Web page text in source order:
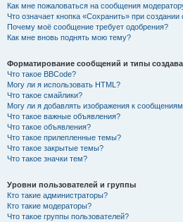
Как мне пожаловаться на сообщения
Что означает кнопка «Сохранить» при
Почему моё сообщение требует одобрения?
Как мне вновь поднять мою тему?
Форматирование сообщений и типы
Что такое BBCode?
Могу ли я использовать HTML?
Что такое смайлики?
Могу ли я добавлять изображения к
Что такое важные объявления?
Что такое объявления?
Что такое прилепленные темы?
Что такое закрытые темы?
Что такое значки тем?
Уровни пользователей и группы
Кто такие администраторы?
Кто такие модераторы?
Что такое группы пользователей?